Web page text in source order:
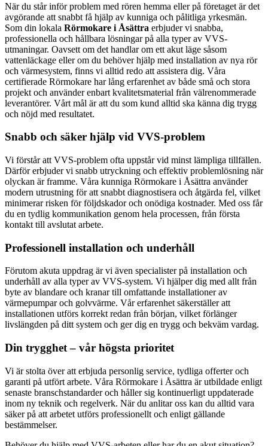
När du står inför problem med rören hemma eller på företaget är det
avgörande att snabbt få hjälp av kunniga och pålitliga yrkesmän.
Som din lokala Rörmokare i Åsättra erbjuder vi snabba,
professionella och hållbara lösningar på alla typer av VVS-
utmaningar. Oavsett om det handlar om ett akut läge såsom
vattenläckage eller om du behöver hjälp med installation av nya rör
och värmesystem, finns vi alltid redo att assistera dig. Våra
certifierade Rörmokare har lång erfarenhet av både små och stora
projekt och använder enbart kvalitetsmaterial från välrenommerade
leverantörer. Vårt mål är att du som kund alltid ska känna dig trygg
och nöjd med resultatet.
Snabb och säker hjälp vid VVS-problem
Vi förstår att VVS-problem ofta uppstår vid minst lämpliga tillfällen.
Därför erbjuder vi snabb utryckning och effektiv problemlösning när
olyckan är framme. Våra kunniga Rörmokare i Åsättra använder
modern utrustning för att snabbt diagnostisera och åtgärda fel, vilket
minimerar risken för följdskador och onödiga kostnader. Med oss får
du en tydlig kommunikation genom hela processen, från första
kontakt till avslutat arbete.
Professionell installation och underhåll
Förutom akuta uppdrag är vi även specialister på installation och
underhåll av alla typer av VVS-system. Vi hjälper dig med allt från
byte av blandare och kranar till omfattande installationer av
värmepumpar och golvvärme. Vår erfarenhet säkerställer att
installationen utförs korrekt redan från början, vilket förlänger
livslängden på ditt system och ger dig en trygg och bekväm vardag.
Din trygghet – vår högsta prioritet
Vi är stolta över att erbjuda personlig service, tydliga offerter och
garanti på utfört arbete. Våra Rörmokare i Åsättra är utbildade enligt
senaste branschstandarder och håller sig kontinuerligt uppdaterade
inom ny teknik och regelverk. När du anlitar oss kan du alltid vara
säker på att arbetet utförs professionellt och enligt gällande
bestämmelser.